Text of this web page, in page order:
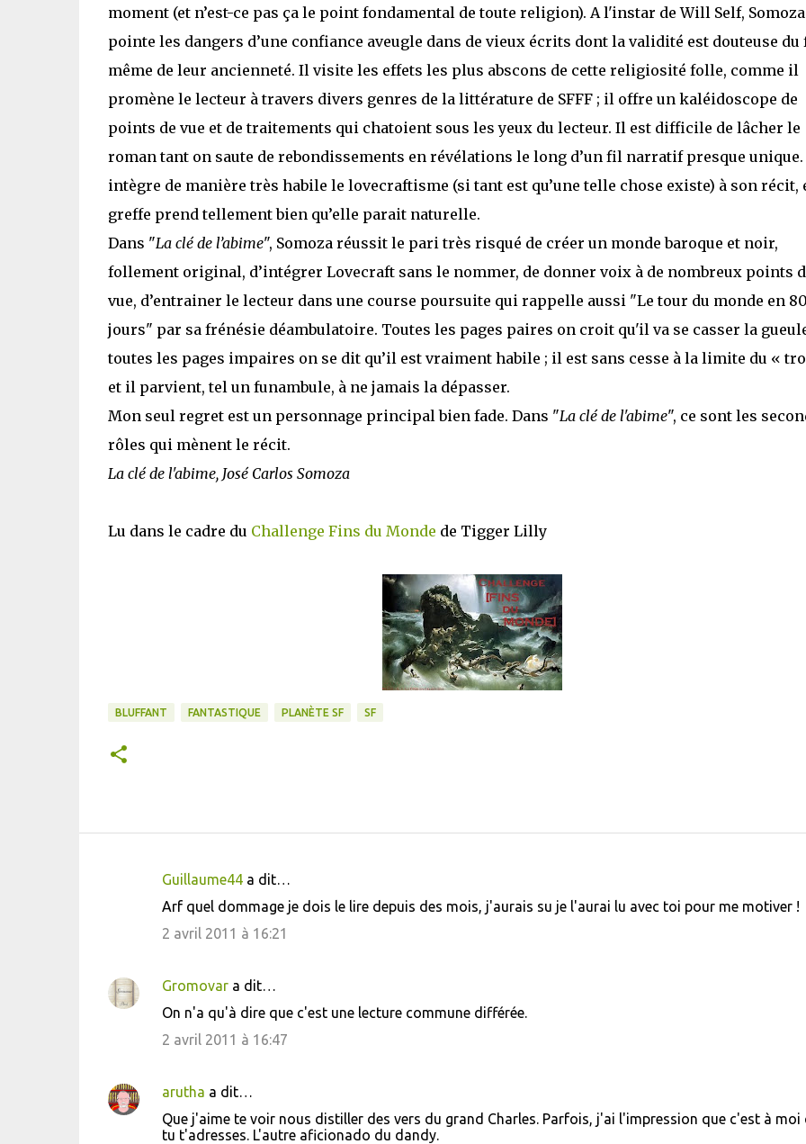
moment (et n’est-ce pas ça le point fondamental de toute religion). A l'instar de Will Self, Somoza
pointe les dangers d’une confiance aveugle dans de vieux écrits dont la validité est douteuse du
même de leur ancienneté. Il visite les effets les plus abscons de cette religiosité folle, comme il
promène le lecteur à travers divers genres de la littérature de SFFF ; il offre un kaléidoscope de
points de vue et de traitements qui chatoient sous les yeux du lecteur. Il est difficile de lâcher le
roman tant on saute de rebondissements en révélations le long d’un fil narratif presque
intègre de manière très habile le lovecraftisme (si tant est qu’une telle chose existe) à son récit,
greffe prend tellement bien qu’elle parait naturelle.
Dans "La clé de l’abime", Somoza réussit le pari très risqué de créer un monde baroque et noir,
follement original, d’intégrer Lovecraft sans le nommer, de donner voix à de nombreux points
vue, d’entrainer le lecteur dans une course poursuite qui rappelle aussi "Le tour du monde en
jours" par sa frénésie déambulatoire. Toutes les pages paires on croit qu'il va se casser la
toutes les pages impaires on se dit qu’il est vraiment habile ; il est sans cesse à la limite du «
et il parvient, tel un funambule, à ne jamais la dépasser.
Mon seul regret est un personnage principal bien fade. Dans "La clé de l'abime", ce sont les
rôles qui mènent le récit.
La clé de l'abime, José Carlos Somoza
Lu dans le cadre du Challenge Fins du Monde de Tigger Lilly
BLUFFANT FANTASTIQUE PLANÈTE SF SF
e
i
Guillaume44a dit…
Arf quel dommage je dois le lire depuis des mois, j'aurais su je l'aurai lu avec toi pour me motiver !
2 avril 2011 à 16:21
Gromovara dit…
On n'a qu'à dire que c'est une lecture commune différée.
2 avril 2011 à 16:47
arutha a dit…
Que j'aime te voir nous distiller des vers du grand Charles. Parfois, j'ai l'impression que c'est à moi
tu t'adresses. L'autre aficionado du dandy.